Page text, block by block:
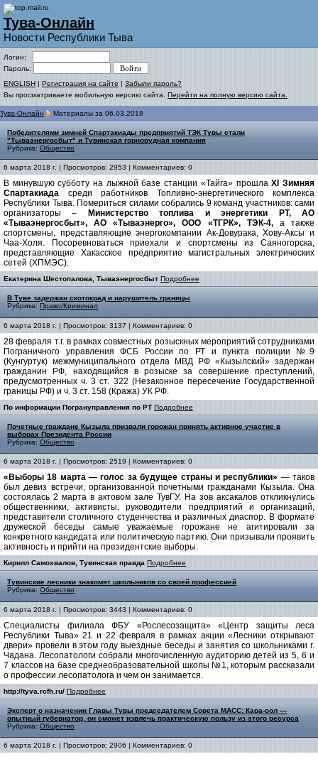
Тува-Онлайн
Новости Республики Тыва
Логин:
Пароль:
ENGLISH | Регистрация на сайте | Забыли пароль?
Вы просматриваете мобильную версию сайта. Перейти на полную версию сайта.
Тува-Онлайн Материалы за 06.03.2018
Победителями зимней Спартакиады предприятий ТЭК Тувы стали
"Тываэнергосбыт" и Тувинская горнорудная компания
Рубрика: Общество
6 марта 2018 г. | Просмотров: 2953 | Комментариев: 0
В минувшую субботу на лыжной базе станции «Тайга» прошлаXI Зимняя
Спартакиада среди работников Топливно-энергетического комплекса
Республики Тыва. Помериться силами собрались 9 команд участников: сами
организаторы – Министерство топлива и энергетики РТ, АО
«Тываэнергосбыт», АО «Тываэнерго», ООО «ТГРК», ТЭК-4,а также
спортсмены, представляющие энергокомпании Ак-Довурака, Хову-Аксы и
Чаа-Холя. Посоревноваться приехали и спортсмены из Саяногорска,
представляющие Хакасское предприятие магистральных электрических
сетей (ХПМЭС).
Екатерина Шестопалова, Тываэнергосбыт Подробнее
В Туве задержан скотокрад и нарушитель границы
Рубрика: Право/Криминал
6 марта 2018 г. | Просмотров: 3137 | Комментариев: 0
28 февраля т.г. в рамках совместных розыскных мероприятий сотрудниками
Пограничного управления ФСБ России по РТ и пункта полиции №9
(Кунгуртук) межмуниципального отдела МВД РФ «Кызылский» задержан
гражданин РФ, находящийся в розыске за совершение преступлений,
предусмотренных ч. 3 ст. 322 (Незаконное пересечение Государственной
границы РФ) и ч. 3 ст. 158 (Кража) УК РФ.
По информации Погрануправления по РТ Подробнее
Почетные граждане Кызыла призвали горожан принять активное участие в
выборах Президента России
Рубрика: Общество
6 марта 2018 г. | Просмотров: 2519 | Комментариев: 0
«Выборы 18 марта — голос за будущее страны и республики» — таков
был девиз встречи, организованной почетными гражданами Кызыла. Она
состоялась 2 марта в актовом зале ТувГУ. На зов аксакалов откликнулись
общественники, активисты, руководители предприятий и организаций,
представители столичного студенчества и различных диаспор. В формате
дружеской беседы самые уважаемые горожане не агитировали за
конкретного кандидата или политическую партию. Они призывали проявить
активность и прийти на президентские выборы.
Кирилл Самохвалов, Тувинская правда Подробнее
Тувинские лесники знакомят школьников со своей профессией
Рубрика: Общество
6 марта 2018 г. | Просмотров: 3443 | Комментариев: 0
Специалисты филиала ФБУ «Рослесозащита» «Центр защиты леса
Республики Тыва» 21 и 22 февраля в рамках акции «Лесники открывают
двери» провели в этом году выездные беседы и занятия со школьниками г.
Чадана. Лесопатологи собрали многочисленную аудиторию детей из 5, 6 и
7 классов на базе среднеобразовательной школы №1, которым рассказали
о профессии лесопатолога и чем он занимается.
http://tyva.rcfh.ru/ Подробнее
Эксперт о назначении Главы Тувы председателем Совета МАСС: Кара-оол —
опытный губернатор, он сможет извлечь практическую пользу из этого ресурса
Рубрика: Общество
6 марта 2018 г. | Просмотров: 2906 | Комментариев: 0